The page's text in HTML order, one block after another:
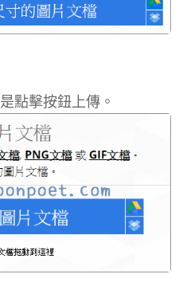
點擊按鈕上傳。